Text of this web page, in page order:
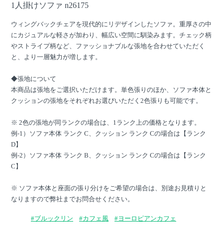
1人掛けソファ n26175
ウィングバックチェアを現代的にリデザインしたソファ。重厚さの中
にカジュアルな軽さが加わり、幅広い空間に馴染みます。チェック柄
やストライプ柄など、ファッショナブルな張地を合わせていただく
と、より一層魅力が増します。
◆張地について
本商品は張地をご選択いただけます。単色張りのほか、ソファ本体と
クッションの張地をそれぞれお選びいただく2色張りも可能です。
※ 2色の張地が同ランクの場合は、1ランク上の価格となります。
例-1）ソファ本体 ランク C、クッション ランク Cの場合は【ランク
D】
例-2）ソファ本体 ランク B、クッション ランク Cの場合は【ランク
C】
※ ソファ本体と座面の張り分けをご希望の場合は、別途お見積りと
なりますので弊社までお問合せください。
#ブルックリン #カフェ風 #ヨーロピアンカフェ